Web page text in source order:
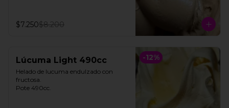
$7.250$8.200
-12%
Lúcuma Light 490cc
Helado de lucuma endulzado con
fructosa.
Pote 490cc.